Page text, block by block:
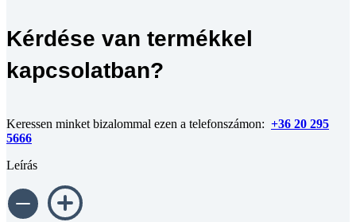
horonyhoz
mennyiség
Kérdése van termékkel
kapcsolatban?
Keressen minket bizalommal ezen a telefonszámon: +36 20 295
5666
Leírás